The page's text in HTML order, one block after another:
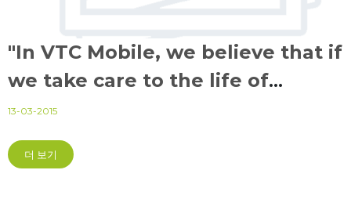
"In VTC Mobile, we believe that if
we take care to the life of
employee, they will do with us
forever"
13-03-2015
더 보기